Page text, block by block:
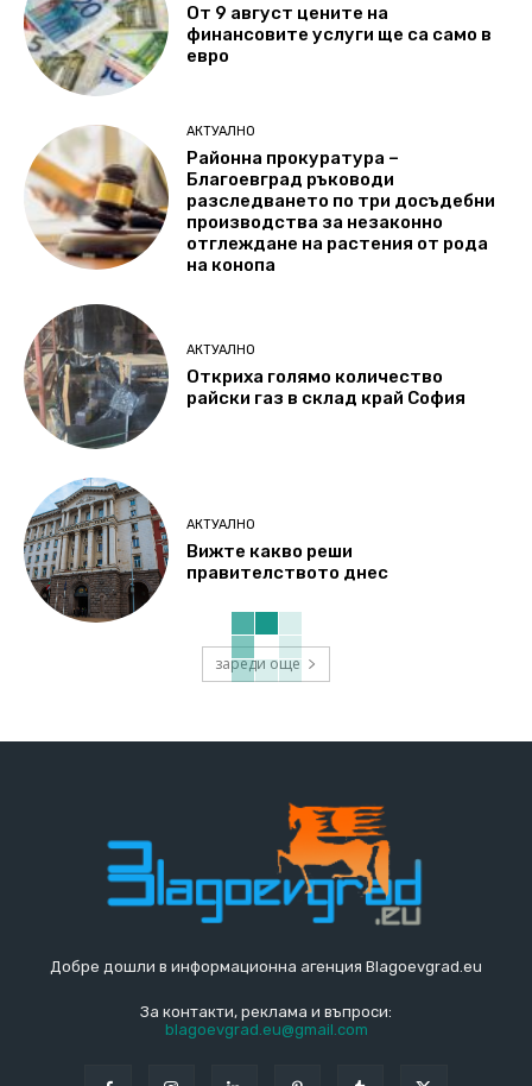
От 9 август цените на
финансовите услуги ще са само в
евро
АКТУАЛНО
Районна прокуратура –
Благоевград ръководи
разследването по три досъдебни
производства за незаконно
отглеждане на растения от рода
на конопа
АКТУАЛНО
Откриха голямо количество
райски газ в склад край София
АКТУАЛНО
Вижте какво реши
правителството днес
зареди още
Добре дошли в информационна агенция Blagoevgrad.eu
За контакти, реклама и въпроси:
blagoevgrad.eu@gmail.com